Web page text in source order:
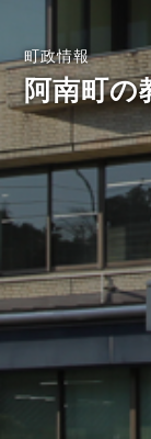
町政情報
阿南町の